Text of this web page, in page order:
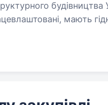
будівництва
мають